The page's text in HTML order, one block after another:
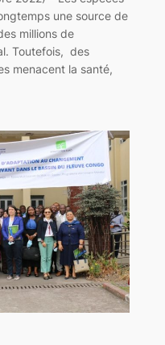
une source de
millions de
Toutefois, des
menacent la santé,